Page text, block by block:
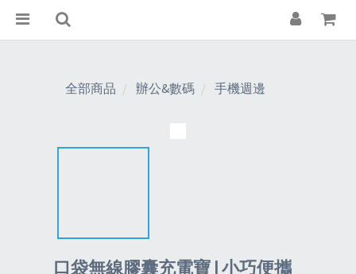
全部商品 辦公&數碼 手機週邊
口袋無線膠囊充電寶 | 小巧便攜